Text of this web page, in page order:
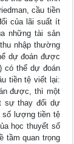
cầu tiền
của lãi suất ít
những tài sản
nhập thường
dự đoán được
có thể dự đoán
tiền tệ viết lại:
được, thì một
sự thay đổi dự
số lượng tiền tệ
học thuyết số
tầm quan trọng